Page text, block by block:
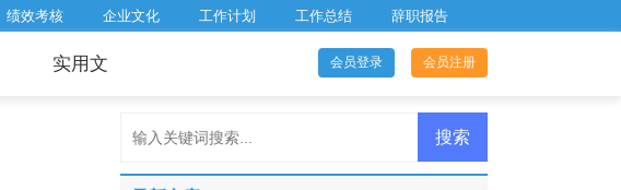
绩效考核 企业文化 工作计划 工作总结 辞职报告
实用文 会员登录 会员注册